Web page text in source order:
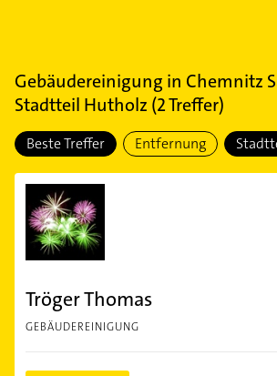
Gebäudereinigung in Chemnitz
Stadtteil Hutholz (2Treffer)
Beste Treffer Entfernung
Tröger Thomas
GEBÄUDEREINIGUNG